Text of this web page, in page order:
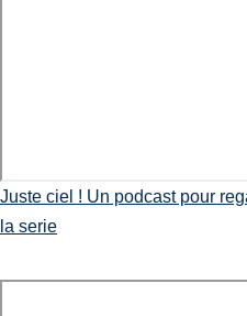
Juste ciel ! Un podcast pour
la serie